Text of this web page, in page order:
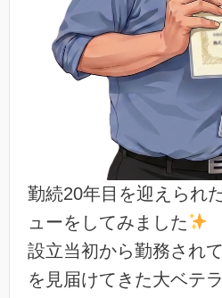
勤続20年目を迎えられ
ューをしてみました
設立当初から勤務され
を見届けてきた大ベテ